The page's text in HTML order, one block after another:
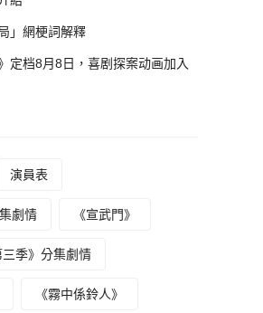
」網梗詞解釋
定档8月8日，喜剧探案动画加入
演員表
劇情 《宣武門》
三季》分集劇情
《霧中係鈴人》